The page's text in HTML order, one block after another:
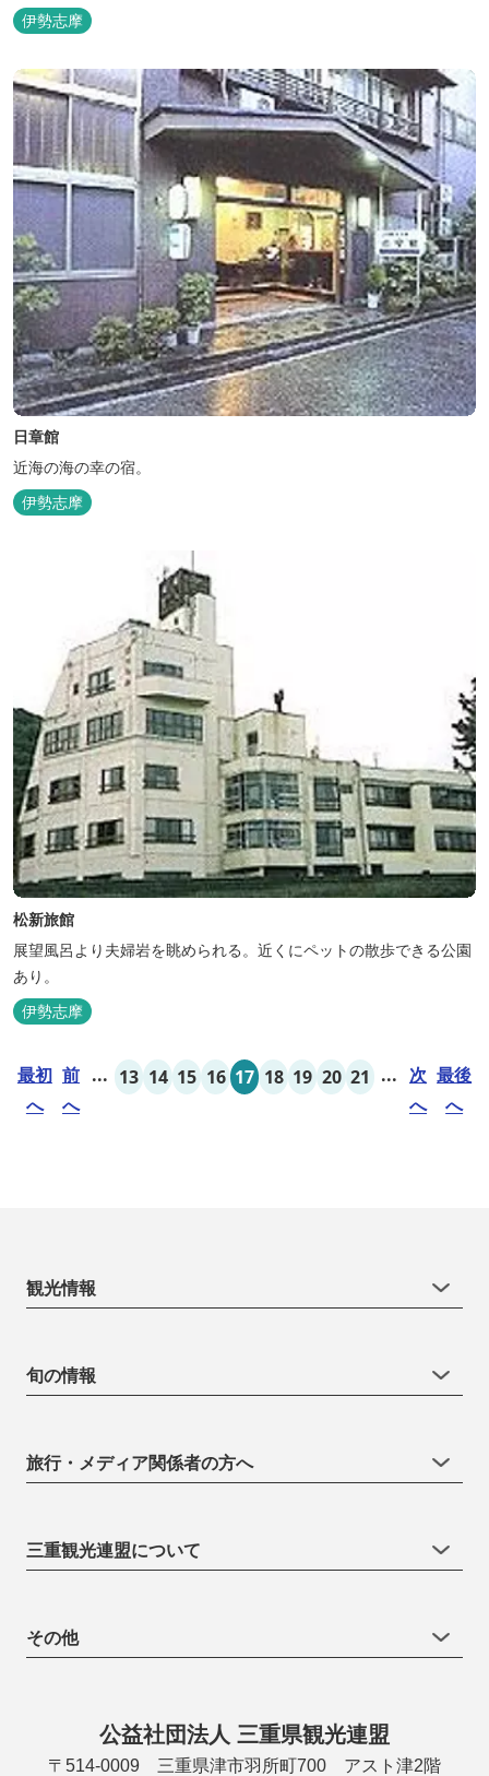
ッフの感染リスクを最小限に抑えるために、館内設備、オペレーシ
ョンを見直し、徹底した管理を行います。 ※「３密・感染対策の見
える化」のため長文になっております。 《３密回避基本対策》
【密閉...
伊勢志摩
日章館
近海の海の幸の宿。
伊勢志摩
松新旅館
展望風呂より夫婦岩を眺められる。近くにペットの散歩できる公園
あり。
伊勢志摩
最初
へ
前
へ
... 13 14 15 16 17 18 19 20 21 ... 次
へ
最後
へ
観光情報
旬の情報
旅行・メディア関係者の方へ
三重観光連盟について
その他
公益社団法人 三重県観光連盟
〒514-0009 三重県津市羽所町700 アスト津2階